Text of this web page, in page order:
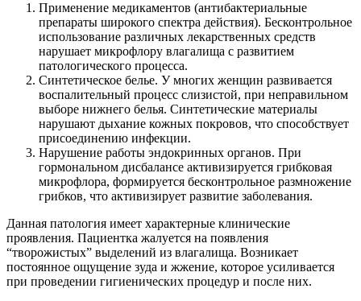
Применение медикаментов (антибактериальные
препараты широкого спектра действия). Бесконтрольное
использование различных лекарственных средств
нарушает микрофлору влагалища с развитием
патологического процесса.
Синтетическое белье. У многих женщин развивается
воспалительный процесс слизистой, при неправильном
выборе нижнего белья. Синтетические материалы
нарушают дыхание кожных покровов, что способствует
присоединению инфекции.
Нарушение работы эндокринных органов. При
гормональном дисбалансе активизируется грибковая
микрофлора, формируется бесконтрольное размножение
грибков, что активизирует развитие заболевания.
Данная патология имеет характерные клинические
проявления. Пациентка жалуется на появления
“творожистых” выделений из влагалища. Возникает
постоянное ощущение зуда и жжение, которое усиливается
при проведении гигиенических процедур и после них.